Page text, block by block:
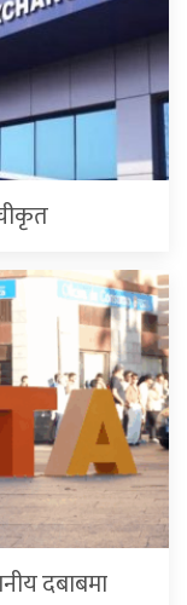
दबाबमा